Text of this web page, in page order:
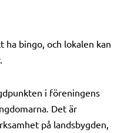
ha bingo, och lokalen kan
i föreningens
Det är
på landsbygden,